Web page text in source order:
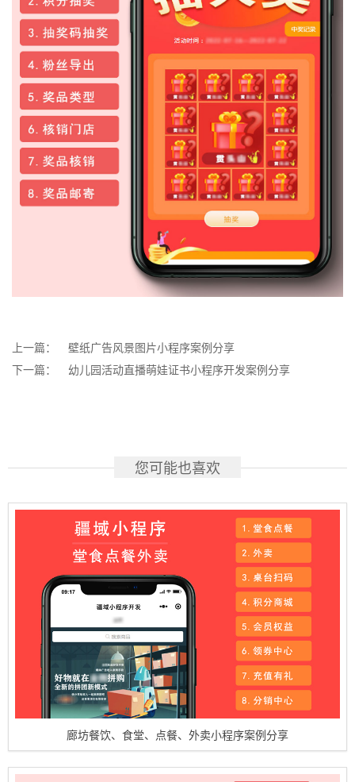
上一篇：
壁纸广告风景图片小程序案例分享
下一篇：
幼儿园活动直播萌娃证书小程序开发案例分享
您可能也喜欢
廊坊餐饮、食堂、点餐、外卖小程序案例分享